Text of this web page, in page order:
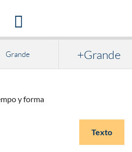
Grande +Grande
y forma
Texto